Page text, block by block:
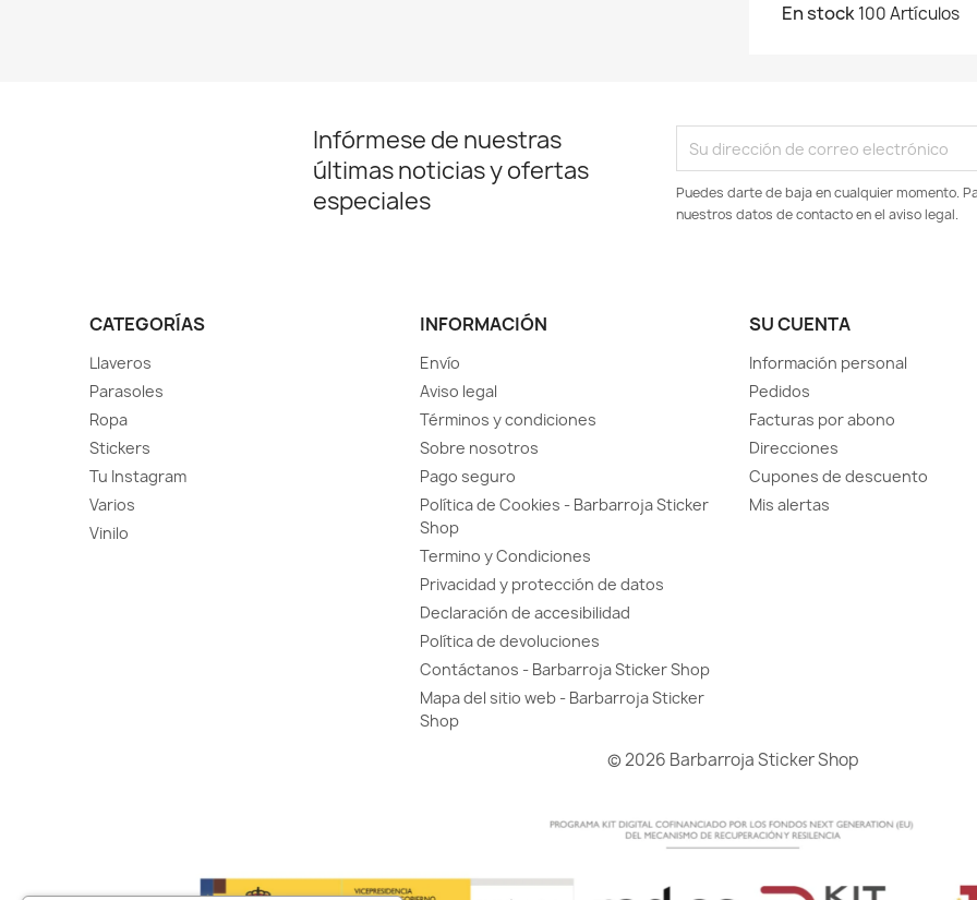
En stock100 Artículos
Infórmese de nuestras
últimas noticias y ofertas
especiales
Puedes darte de baja en cualquier momento.
nuestros datos de contacto en el aviso legal.
CATEGORÍAS
Llaveros
Parasoles
Ropa
Stickers
Tu Instagram
Varios
Vinilo
INFORMACIÓN
Envío
Aviso legal
Términos y condiciones
Sobre nosotros
Pago seguro
Política de Cookies - Barbarroja Sticker
Shop
Termino y Condiciones
Privacidad y protección de datos
Declaración de accesibilidad
Política de devoluciones
Contáctanos - Barbarroja Sticker Shop
Mapa del sitio web - Barbarroja Sticker
Shop
SU CUENTA
Información personal
Pedidos
Facturas por abono
Direcciones
Cupones de descuento
Mis alertas
© 2026 Barbarroja Sticker Shop